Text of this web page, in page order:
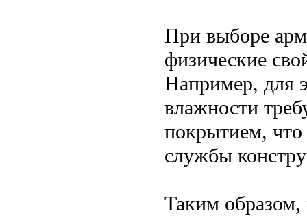
При выборе
физические
Например, для
влажности
покрытием, что
службы
Таким образом,